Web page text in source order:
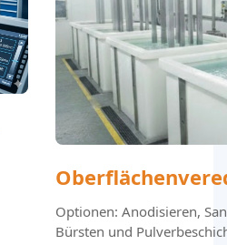
Optionen: Anodisieren,
Bürsten und